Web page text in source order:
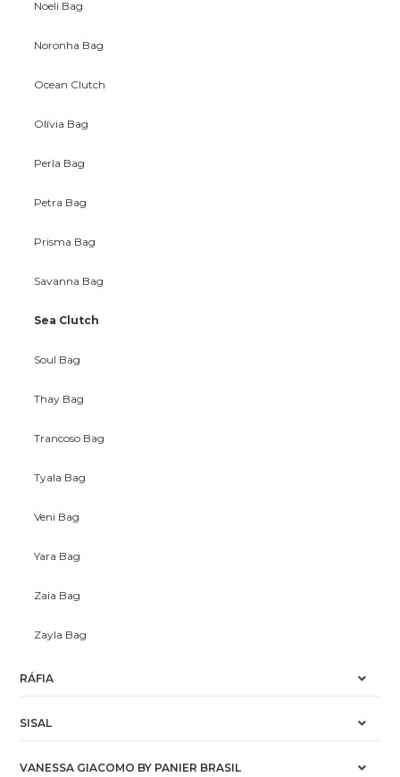
Noeli Bag
Noronha Bag
Ocean Clutch
Olívia Bag
Perla Bag
Petra Bag
Prisma Bag
Savanna Bag
Sea Clutch
Soul Bag
Thay Bag
Trancoso Bag
Tyala Bag
Veni Bag
Yara Bag
Zaia Bag
Zayla Bag
RÁFIA
SISAL
VANESSA GIACOMO BY PANIER BRASIL